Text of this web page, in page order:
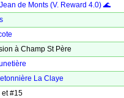
de Monts (V. Reward 4.0) 🌊
à Champ St Père
La Claye
et #15